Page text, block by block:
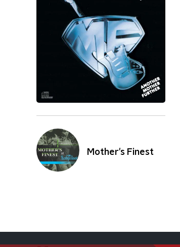
Mother's Finest